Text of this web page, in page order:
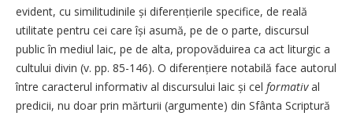
evident, cu similitudinile și dife­rențierile specifice, de reală
utilitate pentru cei care își asumă, pe de o parte, discursul
public în mediul laic, pe de alta, propovăduirea ca act liturgic a
cultului divin (v. pp. 85-146). O diferențiere notabilă face autorul
între caracterul informativ al discursului laic și cel formatival
predicii, nu doar prin mărturii (argumente) din Sfânta Scriptură